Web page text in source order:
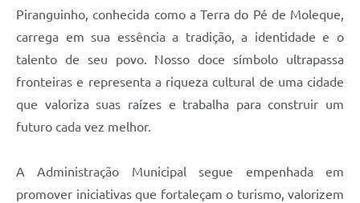
Piranguinho, conhecida como a Terra do Pé de Moleque,
carrega em sua essência a tradição, a identidade e o
talento de seu povo. Nosso doce símbolo ultrapassa
fronteiras e representa a riqueza cultural de uma cidade
que valoriza suas raízes e trabalha para construir um
futuro cada vez melhor.
A Administração Municipal segue empenhada em
promover iniciativas que fortaleçam o turismo, valorizem